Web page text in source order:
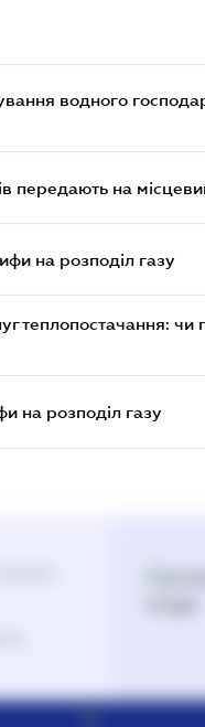
водного
передають на
на розподіл газу
теплопостачання:
на розподіл газу